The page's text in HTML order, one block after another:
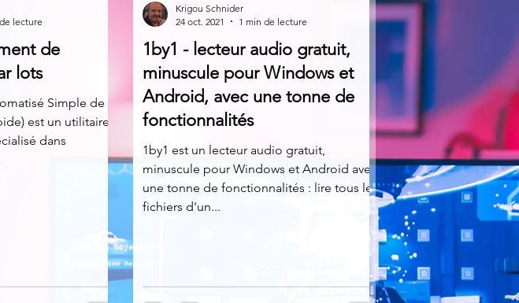
disque
Services en ligne
de
lots
Simple de
est un utilitaire
dans
lecture
1by1 - lecteur audio gratuit,
minuscule pour Windows et
Android, avec une tonne de
fonctionnalités
1by1 est un lecteur audio gratuit,
minuscule pour Windows et Android avec
une tonne de fonctionnalités : lire tous les
fichiers d'un...
Krigou Schnider
24 oct. 2021
1 min de lecture